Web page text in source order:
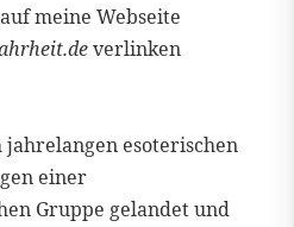
meine Webseite
verlinken
jahrelangen esoterischen
einer
Gruppe gelandet und